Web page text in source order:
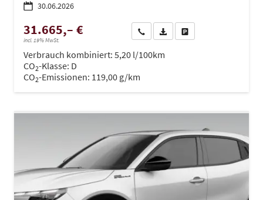
30.06.2026
31.665,– €
incl. 19% MwSt.
Wir rufen Sie anPDF-Datei, Fahrzeugexposé
Verbrauch kombiniert: 5,20 l/100km
CO2-Klasse: D
CO2-Emissionen: 119,00 g/km